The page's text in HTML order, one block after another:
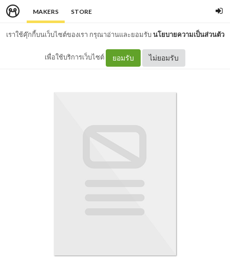
MAKERS STORE
เราใช้คุ๊กกี้บนเว็บไซต์ของเรา กรุณาอ่านและยอมรับนโยบายความเป็นส่วนตัว
เพื่อใช้บริการเว็บไซต์ ยอมรับ ไม่ยอมรับ